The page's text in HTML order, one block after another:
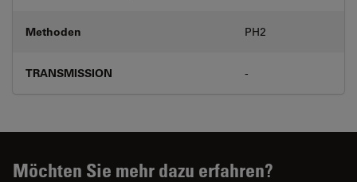
Methoden PH2
TRANSMISSION -
Möchten Sie mehr dazu erfahren?